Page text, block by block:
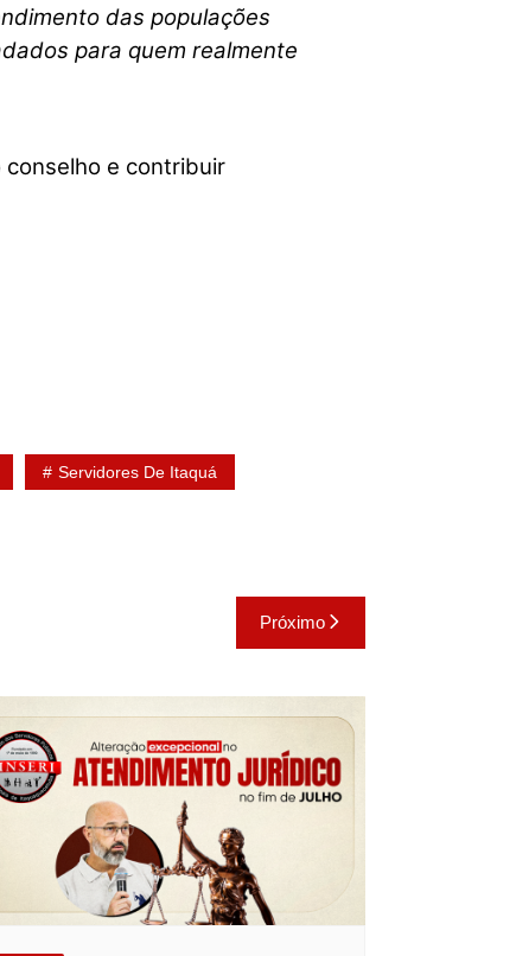
das populações
para quem realmente
e contribuir
Servidores De Itaquá
Próximo